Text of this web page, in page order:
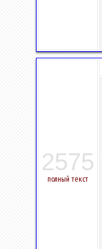
2575
полный текст